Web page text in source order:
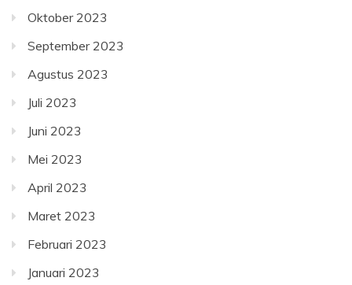
Oktober 2023
September 2023
Agustus 2023
Juli 2023
Juni 2023
Mei 2023
April 2023
Maret 2023
Februari 2023
Januari 2023